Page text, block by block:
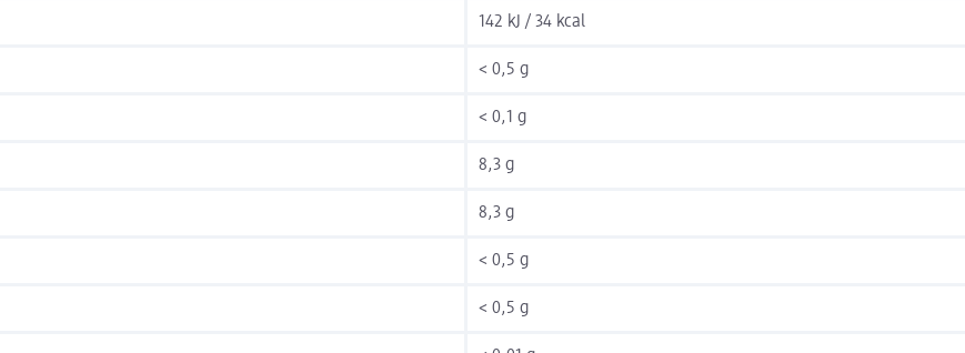
142 kJ / 34 kcal
< 0,5 g
< 0,1 g
8,3 g
8,3 g
< 0,5 g
< 0,5 g